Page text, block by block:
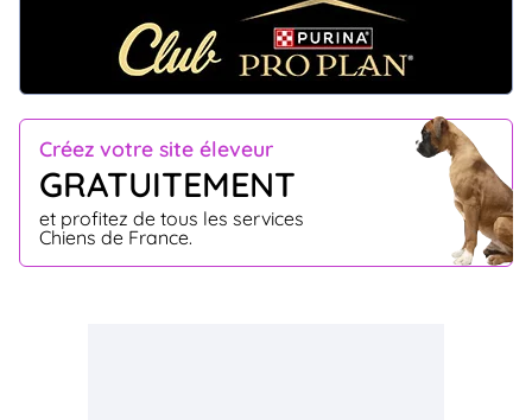
Créez votre site éleveur
GRATUITEMENT
et profitez de tous les services
Chiens de France.